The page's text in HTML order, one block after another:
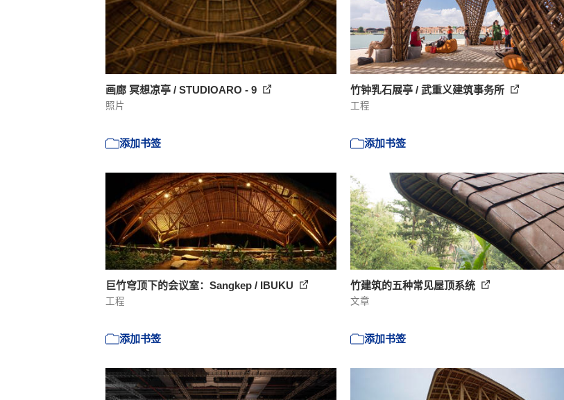
画廊 冥想凉亭 / STUDIOARO - 9
照片
添加书签
竹钟乳石展亭 / 武重义建筑事务所
工程
添加书签
巨竹穹顶下的会议室：Sangkep / IBUKU
工程
添加书签
竹建筑的五种常见屋顶系统
文章
添加书签